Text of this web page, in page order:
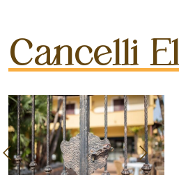
Cancelli